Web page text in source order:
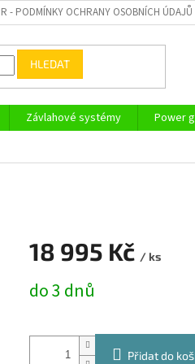
- PODMÍNKY OCHRANY OSOBNÍCH ÚDAJŮ
HLEDAT
Závlahové systémy Power
18 995 Kč / ks
cena:
do 3 dnů
Přidat do